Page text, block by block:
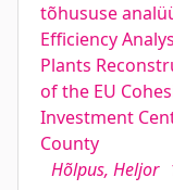
tõhususe
Efficiency
Plants
of the EU
Investment
County
Hõlpus, Heljor